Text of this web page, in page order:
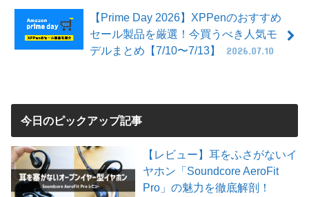
【Prime Day 2026】XPPenのおすすめ
セール製品を厳選！今買うべき人気モ
デルまとめ【7/10〜7/13】
2026.07.10
今日のピックアップ記事
【レビュー】耳をふさがないイ
ヤホン「Soundcore AeroFit
Pro」の魅力を徹底解剖！